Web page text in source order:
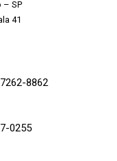
– SP
41
8862
0255